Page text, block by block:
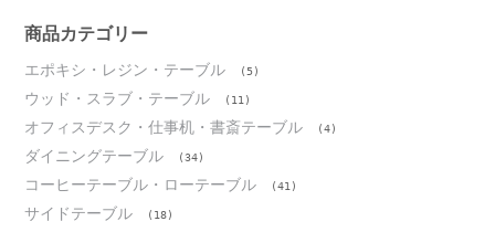
ブ
商品カテゴリー
エポキシ・レジン・テーブル (5)
ウッド・スラブ・テーブル (11)
オフィスデスク・仕事机・書斎テーブル (4)
ダイニングテーブル (34)
コーヒーテーブル・ローテーブル (41)
サイドテーブル (18)